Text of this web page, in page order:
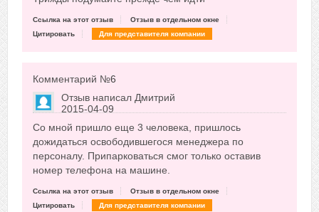
Ссылка на этот отзыв
Отзыв в отдельном окне
Цитировать
Для представителя компании
Комментарий №6
Отзыв написал Дмитрий
2015-04-09
-6
Сказать друзьям об отзыве
Со мной пришло еще 3 человека, пришлось
дожидаться освободившегося менеджера по
персоналу. Припарковаться смог только оставив
номер телефона на машине.
Ссылка на этот отзыв
Отзыв в отдельном окне
Цитировать
Для представителя компании